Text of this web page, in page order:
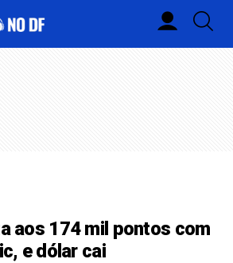
aos 174 mil pontos com
e dólar cai